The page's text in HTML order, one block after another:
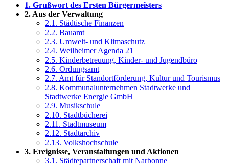
1. Grußwort des Ersten Bürgermeisters
2. Aus der Verwaltung
2.1. Städtische Finanzen
2.2. Bauamt
2.3. Umwelt- und Klimaschutz
2.4. Weilheimer Agenda 21
2.5. Kinderbetreuung, Kinder- und Jugendbüro
2.6. Ordungsamt
2.7. Amt für Standortförderung, Kultur und Tourismus
2.8. Kommunalunternehmen Stadtwerke und
Stadtwerke Energie GmbH
2.9. Musikschule
2.10. Stadtbücherei
2.11. Stadtmuseum
2.12. Stadtarchiv
2.13. Volkshochschule
3. Ereignisse, Veranstaltungen und Aktionen
3.1. Städtepartnerschaft mit Narbonne